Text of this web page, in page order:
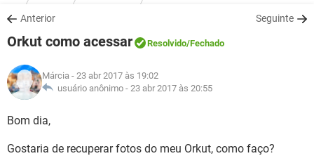
OUTLOOK
INSTAGRAM GMAIL
GUIA DE COMPRAS
JOGOS
INSTAGRAM
GUIA DE COMPRAS
DOWNLOADS
JOGOS WHATSAPP
CELULAR
OUTLOOK EXCEL
INSTAGRAM
JOGOS
CELULAR
OUTLOOK
INSTAGRAM GMAIL
GLOSSÁRIO
JOGOS
Anterior Seguinte
Orkut como acessar Resolvido/Fechado
Márcia - 23 abr 2017 às 19:02
usuário anônimo - 23 abr 2017 às 20:55
Bom dia,
Gostaria de recuperar fotos do meu Orkut, como faço?